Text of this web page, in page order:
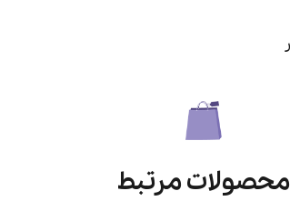
محصولات مرتبط